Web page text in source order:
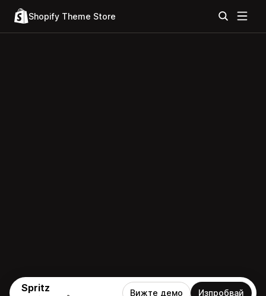
Shopify Theme Store
Spritz Вижте демо Изпробвай